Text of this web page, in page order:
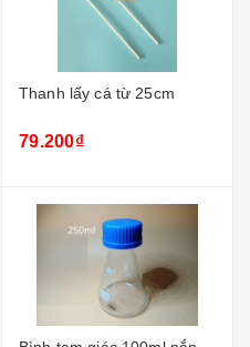
Thanh lấy cá từ 25cm
79.200₫